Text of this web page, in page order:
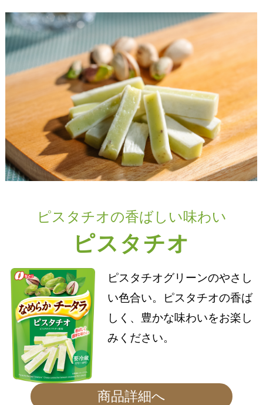
ピスタチオの香ばしい味わい
ピスタチオ
ピスタチオグリーンのやさし
い色合い。ピスタチオの香ば
しく、豊かな味わいをお楽し
みください。
商品詳細へ